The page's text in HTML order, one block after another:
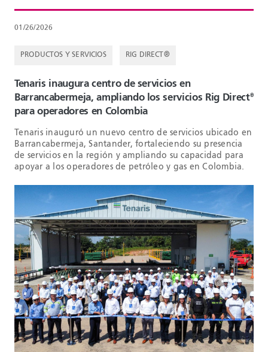
01/26/2026
PRODUCTOS Y SERVICIOS RIG DIRECT®
Tenaris inaugura centro de servicios en
Barrancabermeja, ampliando los servicios Rig Direct®
para operadores en Colombia
Tenaris inauguró un nuevo centro de servicios ubicado en
Barrancabermeja, Santander, fortaleciendo su presencia
de servicios en la región y ampliando su capacidad para
apoyar a los operadores de petróleo y gas en Colombia.